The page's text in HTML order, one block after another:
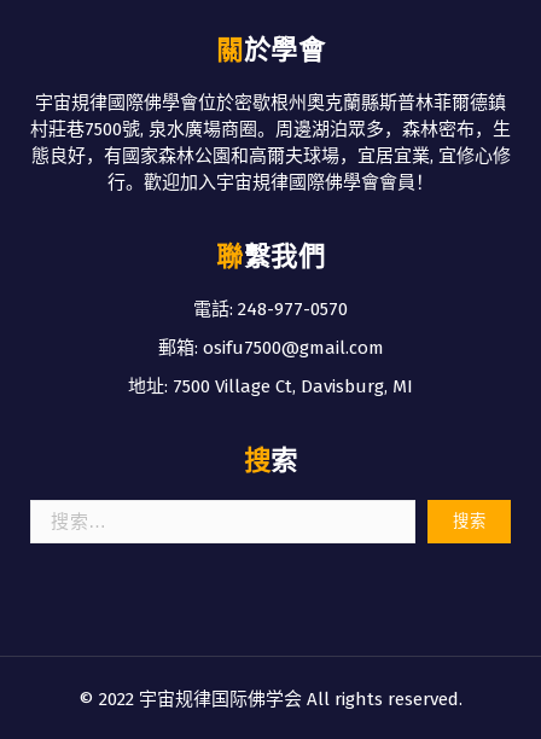
關於學會
宇宙規律國際佛學會位於密歇根州奧克蘭縣斯普林菲爾德鎮
村莊巷7500號, 泉水廣場商圈。周邊湖泊眾多，森林密布，生
態良好，有國家森林公園和高爾夫球場，宜居宜業, 宜修心修
行。歡迎加入宇宙規律國際佛學會會員！
聯繫我們
電話: 248-977-0570
郵箱: osifu7500@gmail.com
地址: 7500 Village Ct, Davisburg, MI
搜索
索：
© 2022 宇宙规律国际佛学会 All rights reserved.